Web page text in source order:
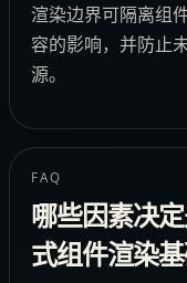
渲染边界可隔离组
容的影响，并防止
源。
FAQ
哪些因素决
式组件渲染基